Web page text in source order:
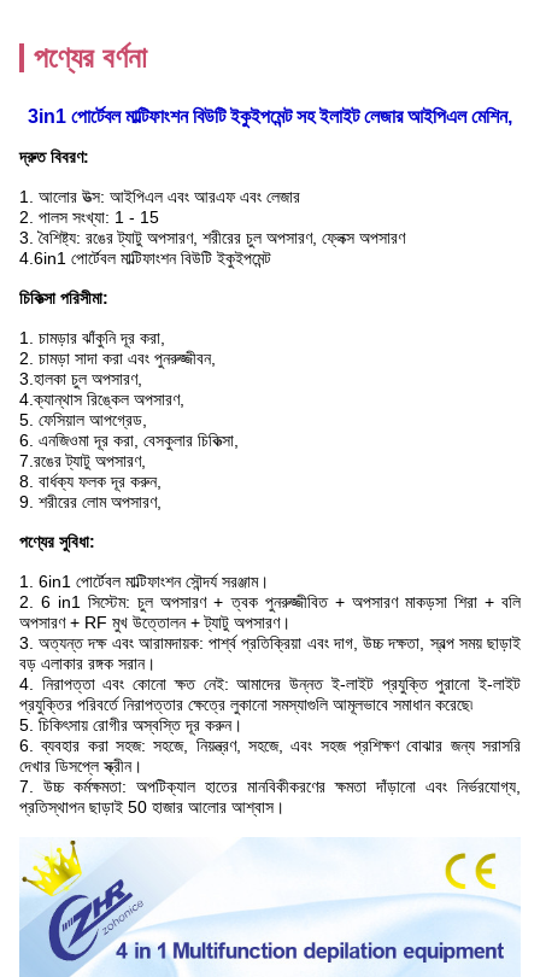
পণ্যের বর্ণনা
3in1 পোর্টেবল মাল্টিফাংশন বিউটি ইকুইপমেন্ট সহ ইলাইট লেজার আইপিএল মেশিন,
দ্রুত বিবরণ:
1. আলোর উত্স: আইপিএল এবং আরএফ এবং লেজার
2. পালস সংখ্যা: 1 - 15
3. বৈশিষ্ট্য: রঙের ট্যাটু অপসারণ, শরীরের চুল অপসারণ, ফ্লেক্স অপসারণ
4.6in1 পোর্টেবল মাল্টিফাংশন বিউটি ইকুইপমেন্ট
চিকিত্সা পরিসীমা:
1. চামড়ার ঝাঁকুনি দূর করা,
2. চামড়া সাদা করা এবং পুনরুজ্জীবন,
3.হালকা চুল অপসারণ,
4.ক্যান্থাস রিঙ্কেল অপসারণ,
5. ফেসিয়াল আপগ্রেড,
6. এনজিওমা দূর করা, বেসকুলার চিকিত্সা,
7.রঙের ট্যাটু অপসারণ,
8. বার্ধক্য ফলক দূর করুন,
9. শরীরের লোম অপসারণ,
পণ্যের সুবিধা:
1. 6in1 পোর্টেবল মাল্টিফাংশন সৌন্দর্য সরঞ্জাম।
2. 6 in1 সিস্টেম: চুল অপসারণ + ত্বক পুনরুজ্জীবিত + অপসারণ মাকড়সা শিরা + বলি
অপসারণ + RF মুখ উত্তোলন + ট্যাটু অপসারণ।
3. অত্যন্ত দক্ষ এবং আরামদায়ক: পার্শ্ব প্রতিক্রিয়া এবং দাগ, উচ্চ দক্ষতা, স্বল্প সময় ছাড়াই
বড় এলাকার রঙ্গক সরান।
4. নিরাপত্তা এবং কোনো ক্ষত নেই: আমাদের উন্নত ই-লাইট প্রযুক্তি পুরানো ই-লাইট
প্রযুক্তির পরিবর্তে নিরাপত্তার ক্ষেত্রে লুকানো সমস্যাগুলি আমূলভাবে সমাধান করেছে৷
5. চিকিৎসায় রোগীর অস্বস্তি দূর করুন।
6. ব্যবহার করা সহজ: সহজে, নিয়ন্ত্রণ, সহজে, এবং সহজ প্রশিক্ষণ বোঝার জন্য সরাসরি
দেখার ডিসপ্লে স্ক্রীন।
7. উচ্চ কর্মক্ষমতা: অপটিক্যাল হাতের মানবিকীকরণের ক্ষমতা দাঁড়ানো এবং নির্ভরযোগ্য,
প্রতিস্থাপন ছাড়াই 50 হাজার আলোর আশ্বাস।